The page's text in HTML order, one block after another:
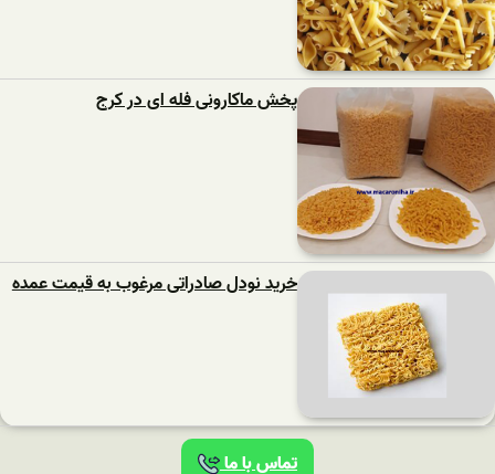
پخش ماکارونی فله ای در کرج
خرید نودل صادراتی مرغوب به قیمت عمده
تماس با ما